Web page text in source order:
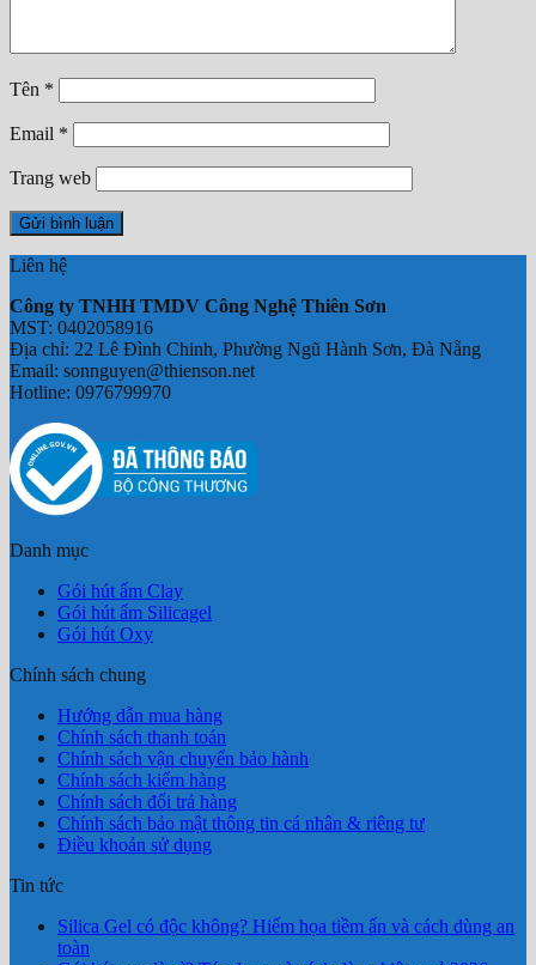
Tên *
Email *
Trang web
Liên hệ
Công ty TNHH TMDV Công Nghệ Thiên Sơn
MST: 0402058916
Địa chỉ: 22 Lê Đình Chinh, Phường Ngũ Hành Sơn, Đà Nẵng
Email: sonnguyen@thienson.net
Hotline: 0976799970
Danh mục
Gói hút ẩm Clay
Gói hút ẩm Silicagel
Gói hút Oxy
Chính sách chung
Hướng dẫn mua hàng
Chính sách thanh toán
Chính sách vận chuyển bảo hành
Chính sách kiểm hàng
Chính sách đổi trả hàng
Chính sách bảo mật thông tin cá nhân & riêng tư
Điều khoản sử dụng
Tin tức
Silica Gel có độc không? Hiểm họa tiềm ẩn và cách dùng an
toàn